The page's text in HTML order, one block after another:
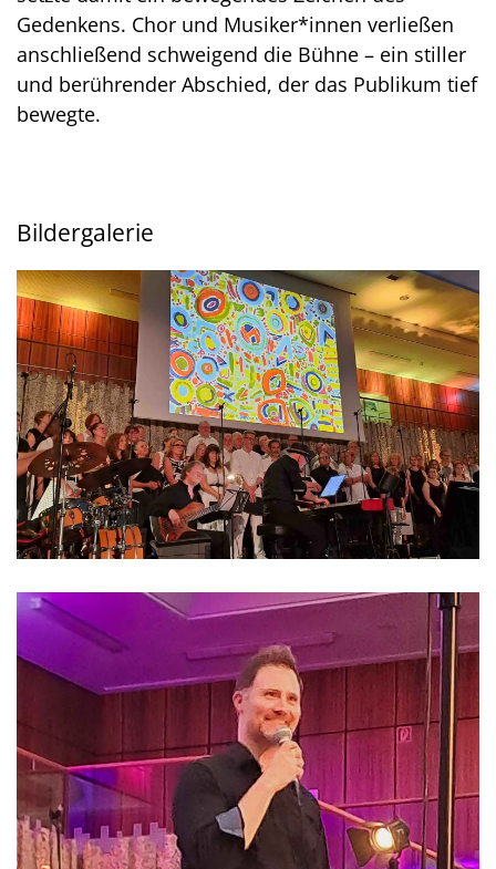
Gedenkens. Chor und Musiker*innen verließen
anschließend schweigend die Bühne – ein stiller
und berührender Abschied, der das Publikum tief
bewegte.
Bildergalerie